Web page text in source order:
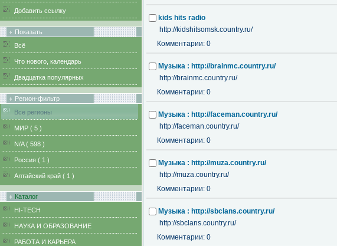
Добавить ссылку
Показать
Всё
Что нового, календарь
Двадцатка популярных
Регион-фильтр
Все регионы
MИР ( 5 )
N/A ( 598 )
Pоссия ( 1 )
Алтайский край ( 1 )
Каталог
HI-TECH
НАУКА И ОБРАЗОВАНИЕ
РАБОТА И КАРЬЕРА
kids hits radio
http://kidshitsomsk.country.ru/
Комментарии: 0
Музыка : http://brainmc.country.ru/
http://brainmc.country.ru/
Комментарии: 0
Музыка : http://faceman.country.ru/
http://faceman.country.ru/
Комментарии: 0
Музыка : http://muza.country.ru/
http://muza.country.ru/
Комментарии: 0
Музыка : http://sbclans.country.ru/
http://sbclans.country.ru/
Комментарии: 0